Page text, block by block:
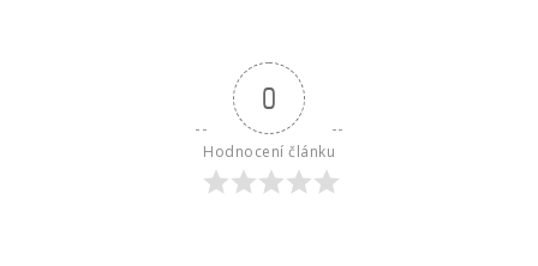
0
Hodnocení článku